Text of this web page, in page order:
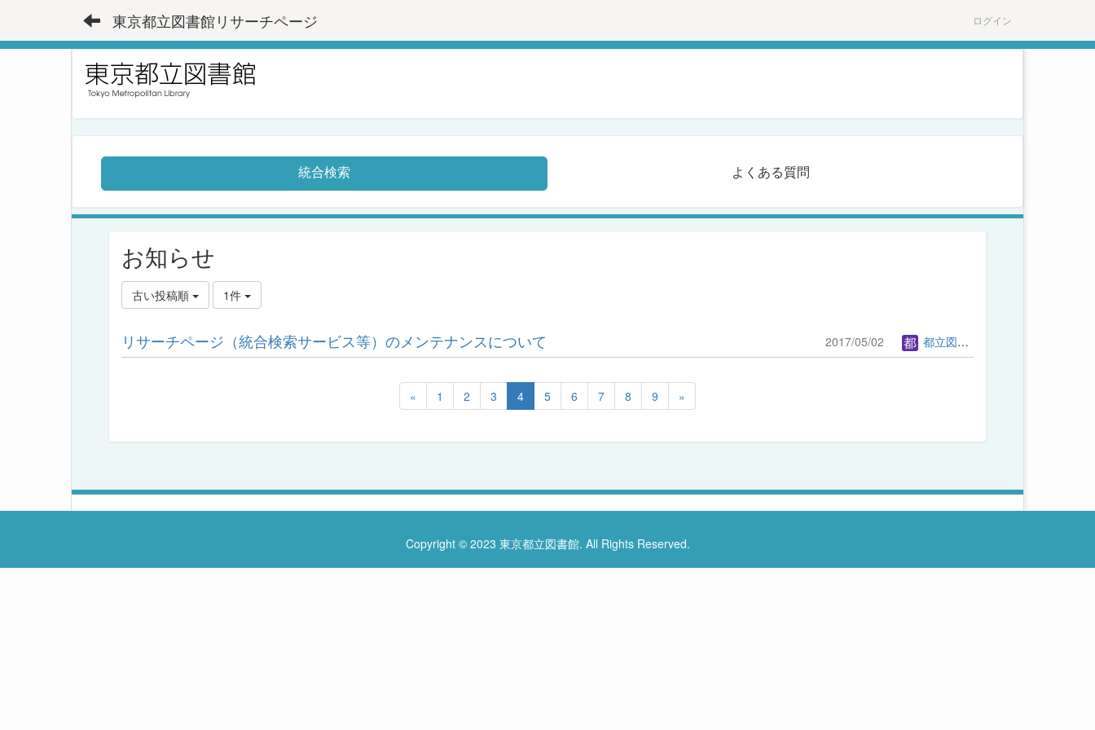
東京都立図書館リサーチページ ログイン
統合検索 よくある質問
お知らせ
古い投稿順 1件
リサーチページ（統合検索サービス等）のメンテナンスについて 2017/05/02 都立図書館管理者
« 1 2 3 4 5 6 7 8 9 »
Copyright © 2023 東京都立図書館. All Rights Reserved.